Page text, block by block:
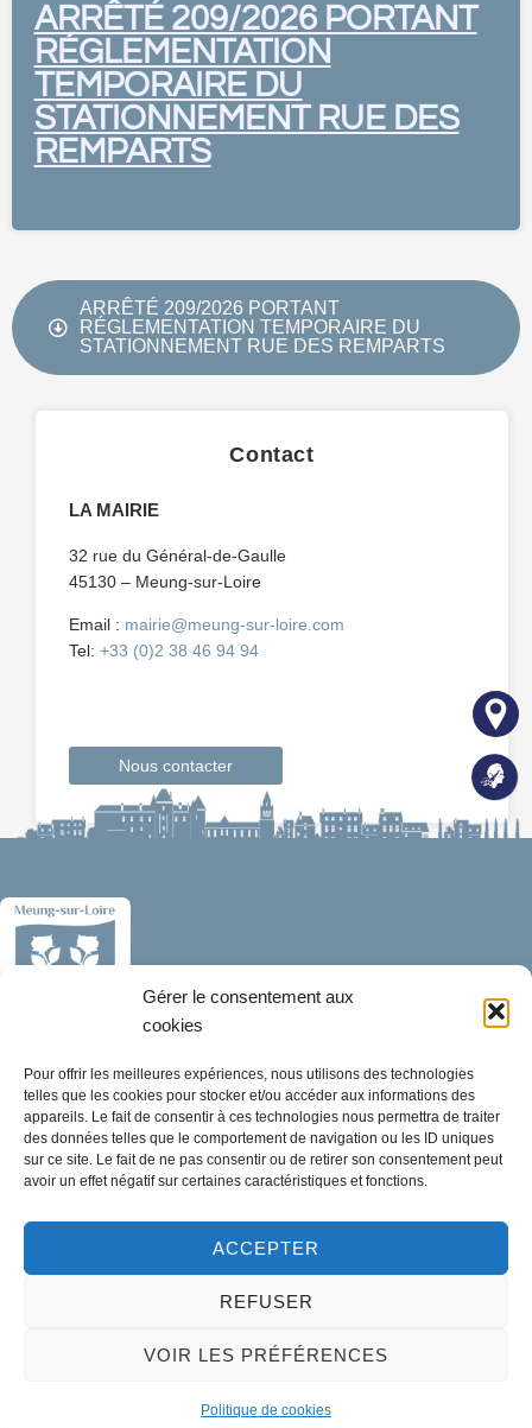
Gérer le consentement aux
cookies
Pour offrir les meilleures expériences, nous utilisons des technologies
telles que les cookies pour stocker et/ou accéder aux informations des
appareils. Le fait de consentir à ces technologies nous permettra de traiter
des données telles que le comportement de navigation ou les ID uniques
sur ce site. Le fait de ne pas consentir ou de retirer son consentement peut
avoir un effet négatif sur certaines caractéristiques et fonctions.
ACCEPTER
REFUSER
VOIR LES PRÉFÉRENCES
Politique de cookies
ARRÊTÉ 209/2026 PORTANT
RÉGLEMENTATION
TEMPORAIRE DU
STATIONNEMENT RUE DES
REMPARTS
Contact
LA MAIRIE
32 rue du Général-de-Gaulle
45130 – Meung-sur-Loire
Email : mairie@meung-sur-loire.com
Tel: +33 (0)2 38 46 94 94
Nous contacter
ARRÊTÉ 209/2026 PORTANT
RÉGLEMENTATION TEMPORAIRE DU
STATIONNEMENT RUE DES REMPARTS
Mairie de Meung-sur-Loire
Mairie,
32 rue du Général de Gaulle,
45130 Meung-sur-Loire
mairie@meung-sur-loire.com
Horaires d'ouverture
9h00 à 12h30 & 13h30 à 18h00
Mardi :14h00 à 17h30